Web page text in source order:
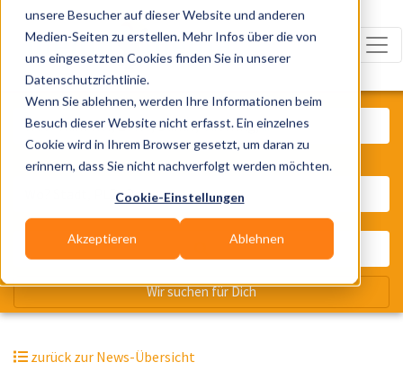
unsere Besucher auf dieser Website und anderen
Medien-Seiten zu erstellen. Mehr Infos über die von
uns eingesetzten Cookies finden Sie in unserer
Datenschutzrichtlinie.
Wenn Sie ablehnen, werden Ihre Informationen beim
Besuch dieser Website nicht erfasst. Ein einzelnes
Cookie wird in Ihrem Browser gesetzt, um daran zu
erinnern, dass Sie nicht nachverfolgt werden möchten.
Cookie-Einstellungen
Akzeptieren Ablehnen
zurück zur News-Übersicht
Was? Künstler, Zelte, Bands,
Wo? Stadt, PLZ, Ort
Wir suchen für Dich